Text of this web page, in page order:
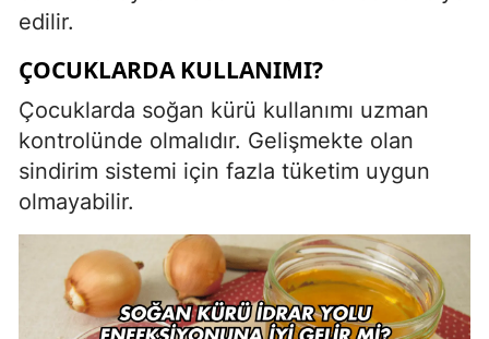
edilir.
ÇOCUKLARDA KULLANIMI?
Çocuklarda soğan kürü kullanımı uzman
kontrolünde olmalıdır. Gelişmekte olan
sindirim sistemi için fazla tüketim uygun
olmayabilir.